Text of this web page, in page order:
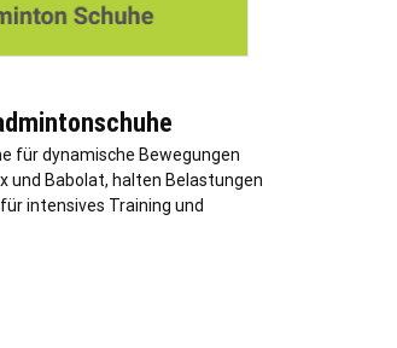
für dynamische Bewegungen
und Babolat, halten Belastungen
intensives Training und